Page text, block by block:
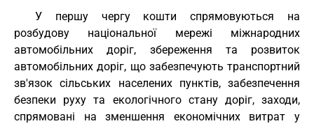
У першу чергу кошти спрямовуються на
розбудову національної мережі міжнародних
автомобільних доріг, збереження та розвиток
автомобільних доріг, що забезпечують транспортний
зв'язок сільських населених пунктів, забезпечення
безпеки руху та екологічного стану доріг, заходи,
спрямовані на зменшення економічних витрат у